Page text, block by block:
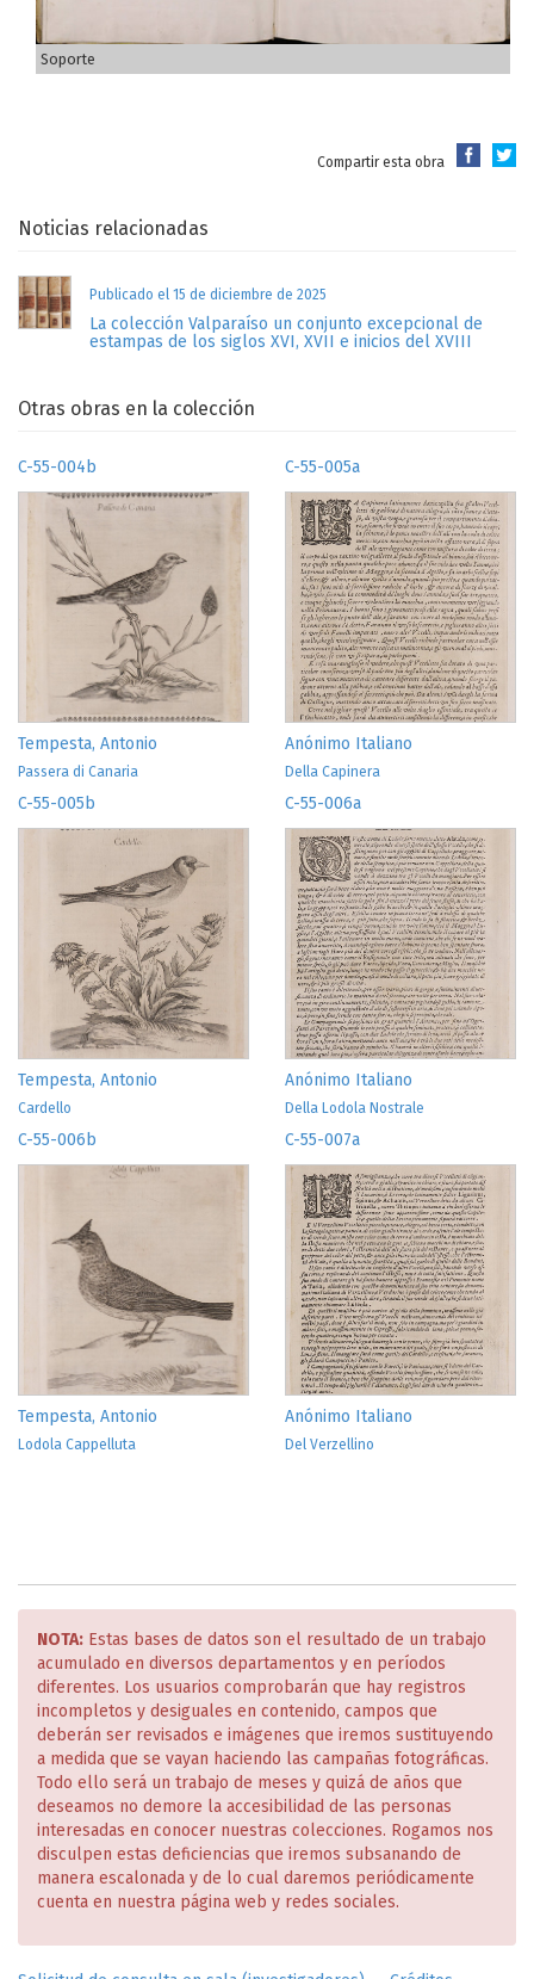
Soporte
Compartir esta obra
Noticias relacionadas
Publicado el 15 de diciembre de 2025
La colección Valparaíso un conjunto excepcional de
estampas de los siglos XVI, XVII e inicios del XVIII
Otras obras en la colección
C-55-004b
Tempesta, Antonio
Passera di Canaria
C-55-005a
Anónimo Italiano
Della Capinera
C-55-005b
Tempesta, Antonio
Cardello
C-55-006a
Anónimo Italiano
Della Lodola Nostrale
C-55-006b
Tempesta, Antonio
Lodola Cappelluta
C-55-007a
Anónimo Italiano
Del Verzellino
NOTA: Estas bases de datos son el resultado de un trabajo
acumulado en diversos departamentos y en períodos
diferentes. Los usuarios comprobarán que hay registros
incompletos y desiguales en contenido, campos que
deberán ser revisados e imágenes que iremos sustituyendo
a medida que se vayan haciendo las campañas fotográficas.
Todo ello será un trabajo de meses y quizá de años que
deseamos no demore la accesibilidad de las personas
interesadas en conocer nuestras colecciones. Rogamos nos
disculpen estas deficiencias que iremos subsanando de
manera escalonada y de lo cual daremos periódicamente
cuenta en nuestra página web y redes sociales.